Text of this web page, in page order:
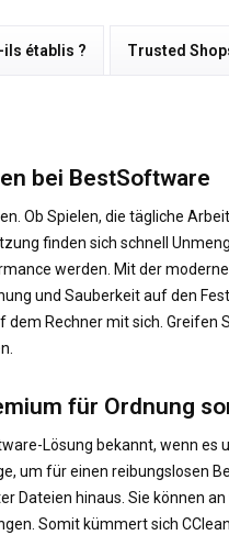
établis ? Trusted
bei BestSoftware
Ob Spielen, die tägliche
finden sich schnell
werden. Mit der
und Sauberkeit auf den
Rechner mit sich.
für Ordnung
Lösung bekannt, wenn
um für einen reibungslosen
hinaus. Sie können
Somit kümmert sich